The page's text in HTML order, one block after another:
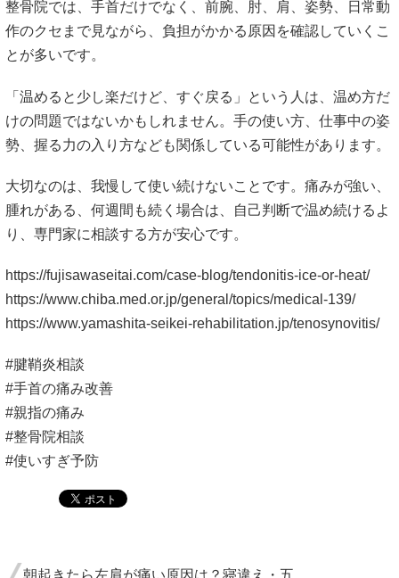
整骨院では、手首だけでなく、前腕、肘、肩、姿勢、日常動
作のクセまで見ながら、負担がかかる原因を確認していくこ
とが多いです。
「温めると少し楽だけど、すぐ戻る」という人は、温め方だ
けの問題ではないかもしれません。手の使い方、仕事中の姿
勢、握る力の入り方なども関係している可能性があります。
大切なのは、我慢して使い続けないことです。痛みが強い、
腫れがある、何週間も続く場合は、自己判断で温め続けるよ
り、専門家に相談する方が安心です。
https://fujisawaseitai.com/case-blog/tendonitis-ice-or-heat/
https://www.chiba.med.or.jp/general/topics/medical-139/
https://www.yamashita-seikei-rehabilitation.jp/tenosynovitis/
#腱鞘炎相談
#手首の痛み改善
#親指の痛み
#整骨院相談
#使いすぎ予防